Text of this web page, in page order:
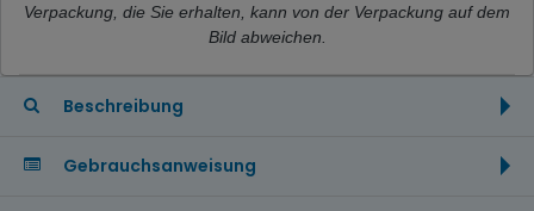
Verpackung, die Sie erhalten, kann von der Verpackung auf dem
Bild abweichen.
Beschreibung
Gebrauchsanweisung